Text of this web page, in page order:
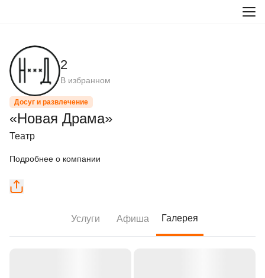
2
В избранном
Досуг и развлечение
«Новая Драма»
Театр
Подробнее о компании
Услуги Афиша Галерея